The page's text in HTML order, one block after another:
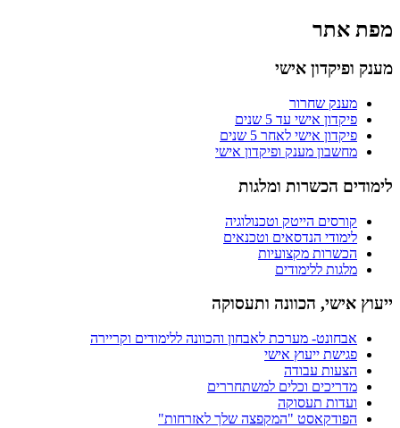
מפת אתר
מענק ופיקדון אישי
מענק שחרור
פיקדון אישי עד 5 שנים
פיקדון אישי לאחר 5 שנים
מחשבון מענק ופיקדון אישי
לימודים הכשרות ומלגות
קורסים הייטק וטכנולוגיה
לימודי הנדסאים וטכנאים
הכשרות מקצועיות
מלגות ללימודים
ייעוץ אישי, הכוונה ותעסוקה
אבחונט- מערכת לאבחון והכוונה ללימודים וקריירה
פגישת ייעוץ אישי
הצעות עבודה
מדריכים וכלים למשתחררים
ועדות תעסוקה
הפודקאסט "המקפצה שלך לאזרחות"